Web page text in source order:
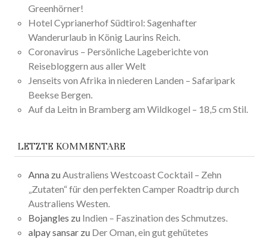
Greenhörner!
Hotel Cyprianerhof Südtirol: Sagenhafter
Wanderurlaub in König Laurins Reich.
Coronavirus – Persönliche Lageberichte von
Reisebloggern aus aller Welt
Jenseits von Afrika in niederen Landen – Safaripark
Beekse Bergen.
Auf da Leitn in Bramberg am Wildkogel – 18,5 cm Stil.
LETZTE KOMMENTARE
Anna zuAustraliens Westcoast Cocktail – Zehn
„Zutaten“ für den perfekten Camper Roadtrip durch
Australiens Westen.
Bojangles zu Indien – Faszination des Schmutzes.
alpay sansar zu Der Oman, ein gut gehütetes